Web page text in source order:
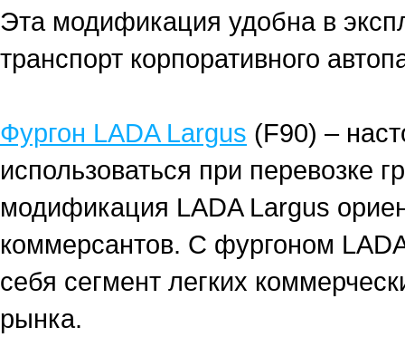
Эта модификация удобна в
транспорт корпоративного
Фургон LADA Largus (F90) –
использоваться при перевозке
модификация LADA Largus
коммерсантов. С фургоном
себя сегмент легких
рынка.